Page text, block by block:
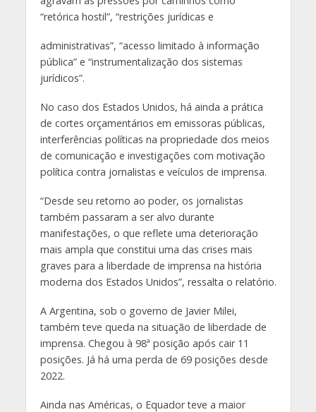
“retórica hostil”, “restrições jurídicas e
administrativas”, “acesso limitado à informação
pública” e “instrumentalização dos sistemas
jurídicos”.
No caso dos Estados Unidos, há ainda a prática
de cortes orçamentários em emissoras públicas,
interferências políticas na propriedade dos meios
de comunicação e investigações com motivação
política contra jornalistas e veículos de imprensa.
“Desde seu retorno ao poder, os jornalistas
também passaram a ser alvo durante
manifestações, o que reflete uma deterioração
mais ampla que constitui uma das crises mais
graves para a liberdade de imprensa na história
moderna dos Estados Unidos”, ressalta o relatório.
A Argentina, sob o governo de Javier Milei,
também teve queda na situação de liberdade de
imprensa. Chegou à 98ª posição após cair 11
posições. Já há uma perda de 69 posições desde
2022.
Ainda nas Américas, o Equador teve a maior